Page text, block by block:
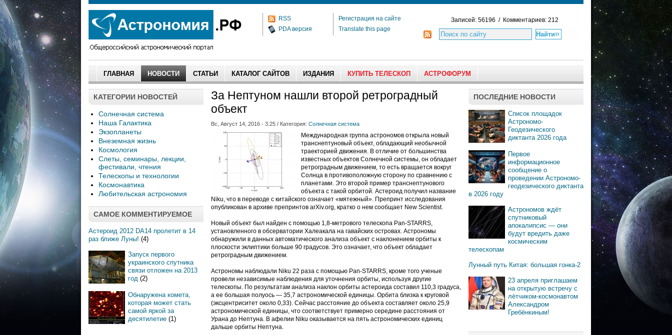
RSS
PDA версия
Регистрация на сайте
Translate this page
Записей: 56196 / Комментариев: 212
ГЛАВНАЯ НОВОСТИ СТАТЬИ КАТАЛОГ САЙТОВ ИЗДАНИЯ КУПИТЬ ТЕЛЕСКОП АСТРОФОРУМ
КАТЕГОРИИ НОВОСТЕЙ
Солнечная система
Наша Галактика
Экзопланеты
Внеземная жизнь
Космология
Слеты, семинары, лекции,
фестивали, чтения
Телескопы и технологии
Космонавтика
Любительская астрономия
САМОЕ КОММЕНТИРУЕМОЕ
Астероид 2012 DA14 пролетит в 14
раз ближе Луны! (4)
Запуск первого
украинского спутника
связи отложен на 2013
год (2)
Обнаружена комета,
которая может стать
самой яркой за
десятилетие (1)
За Нептуном нашли второй ретроградный
объект
Вс, Август 14, 2016 - 3:25 / Категория: Солнечная система
Международная группа астрономов открыла новый
транснептуновый объект, обладающий необычной
траекторией движения. В отличие от большинства
известных объектов Солнечной системы, он обладает
ретроградным движением, то есть вращается вокруг
Солнца в противоположную сторону по сравнению с
планетами. Это второй пример транснептунового
объекта с такой орбитой. Астероид получил название
Niku, что в переводе с китайского означает «мятежный». Препринт исследования
опубликован в архиве препринтов arXiv.org, кратко о нем сообщает New Scientist.
Новый объект был найден с помощью 1,8-метрового телескопа Pan-STARRS,
установленного в обсерватории Халеакала на гавайских островах. Астрономы
обнаружили в данных автоматического анализа объект с наклонением орбиты к
плоскости эклиптики больше 90 градусов. Это означает, что объект обладает
ретроградным движением.
Астрономы наблюдали Niku 22 раза с помощью Pan-STARRS, кроме того ученые
провели независимые наблюдения для уточнения орбиты, используя другие
телескопы. По результатам анализа наклон орбиты астероида составил 110,3 градуса,
а ее большая полуось — 35,7 астрономической единицы. Орбита близка к круговой
(эксцентриситет около 0,33). Сейчас расстояние до объекта составляет около 25,9
астрономической единицы, что соответствует примерно середине расстояния от
Урана до Нептуна. В афелии Niku оказывается на пять астрономических единиц
дальше орбиты Нептуна.
ПОСЛЕДНИЕ НОВОСТИ
Список площадок
Астрономо-
Геодезического
диктанта 2026 года
Первое
информационное
сообщение о
проведении Астрономо-
геодезического диктанта
в 2026 году
Астрономов ждёт
спутниковый
апокалипсис — они
будут вредить даже
космическим
телескопам
Лунный путь Китая: большая гонка-2
23 апреля приглашаем
на открытую встречу с
лётчиком-космонавтом
Александром
Гребёнкиным!